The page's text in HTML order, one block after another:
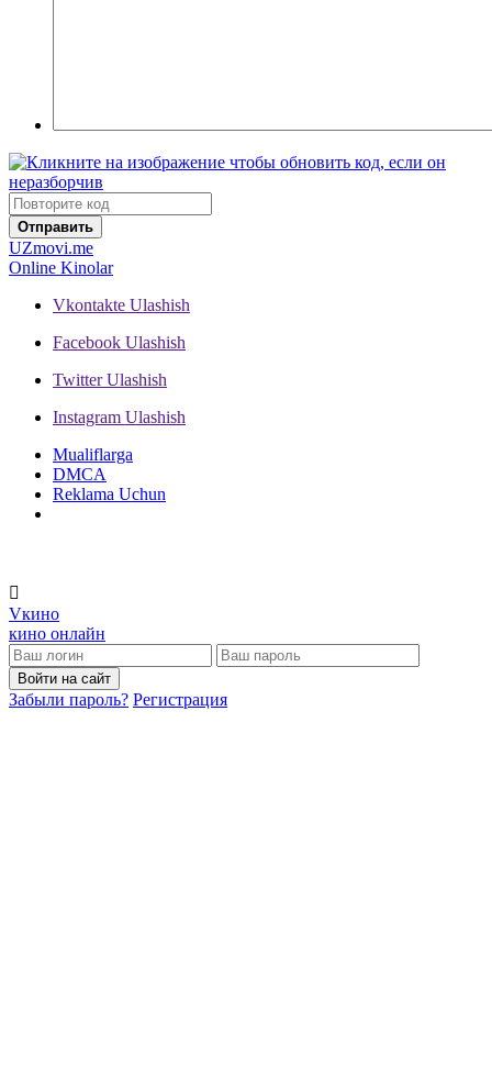
Отправить
UZmovi.me
Online Kinolar
Vkontakte Ulashish
Facebook Ulashish
Twitter Ulashish
Instagram Ulashish
Mualiflarga
DMCA
Reklama Uchun
Vкино
кино онлайн
Войти на сайт
Забыли пароль? Регистрация